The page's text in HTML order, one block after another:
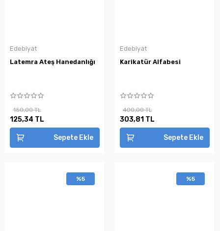
Edebiyat
Latemra Ateş Hanedanlığı
150,00 TL
125,34 TL
Sepete Ekle
Edebiyat
Karikatür Alfabesi
400,00 TL
303,81 TL
Sepete Ekle
%5 %5